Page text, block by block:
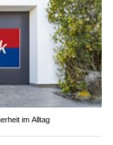
im Alltag